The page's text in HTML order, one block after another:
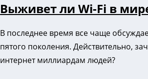
Выживет ли Wi-Fi в
В последнее время все чаще
пятого поколения. Действительно,
интернет миллиардам людей?